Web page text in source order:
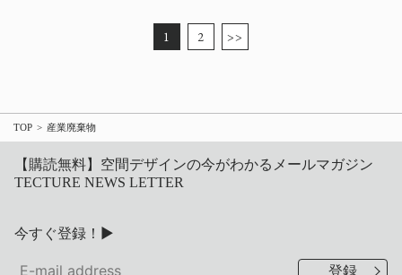
1 2 >>
TOP 産業廃棄物
【購読無料】空間デザインの今がわかるメールマガジン
TECTURE NEWS LETTER
今すぐ登録！▶